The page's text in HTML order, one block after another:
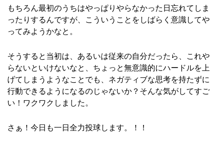
もちろん最初のうちはやっぱりやらなかった日忘れてしま
ったりするんですが、こういうことをしばらく意識してや
ってみようかなと。
そうすると当初は、あるいは従来の自分だったら、これや
らないといけないなと、ちょっと無意識的にハードルを上
げてしまうようなことでも、ネガティブな思考を持たずに
行動できるようになるのじゃないか？そんな気がしてすご
い！ワクワクしました。
さぁ！今日も一日全力投球します。！！